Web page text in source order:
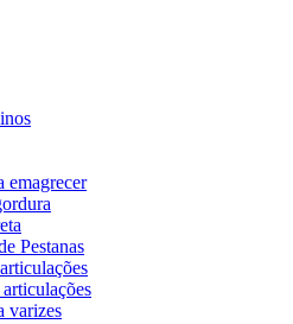
emagrecer
Pestanas
varizes